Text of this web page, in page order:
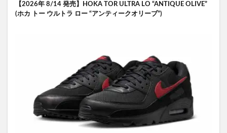
【2026年 8/14 発売】HOKA TOR ULTRA LO “ANTIQUE OLIVE”
(ホカ トー ウルトラ ロー “アンティークオリーブ”)